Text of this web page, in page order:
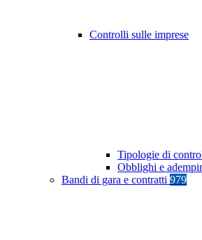
Controlli sulle imprese
Tipologie di
Obblighi e
Bandi di gara e contratti 979